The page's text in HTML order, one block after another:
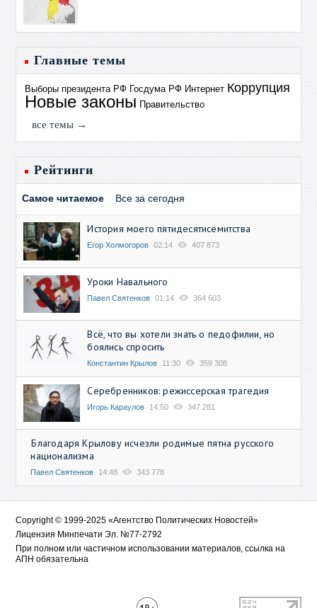
Главные темы
Выборы президента РФ Госдума РФ Интернет Коррупция
Новые законы Правительство
все темы →
Рейтинги
Самое читаемое Все за сегодня
История моего пятидесятисемитства
Егор Холмогоров 02:14 407 873
Уроки Навального
Павел Святенков 01:14 364 603
Всё, что вы хотели знать о педофилии, но
боялись спросить
Константин Крылов 11:30 359 308
Серебренников: режиссерская трагедия
Игорь Караулов 14:50 347 281
Благодаря Крылову исчезли родимые пятна русского
национализма
Павел Святенков 14:48 343 778
Copyright © 1999-2025 «Агентство Политических Новостей»
Лицензия Минпечати Эл. №77-2792
При полном или частичном использовании материалов, ссылка на
АПН обязательна